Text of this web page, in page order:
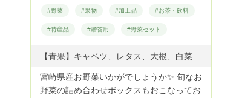
#野菜 #果物 #加工品 #お茶・飲料
#特産品 #贈答用 #野菜セット
宮崎県産お野菜いかがでしょうか✨ 旬なお
野菜の詰め合わせボックスもおこなってお